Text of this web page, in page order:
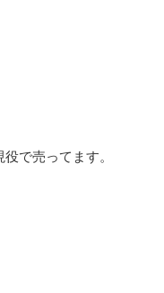
で売ってます。